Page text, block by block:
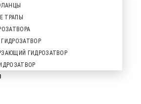
ТРАПЫ
ГИДРОЗАТВОР